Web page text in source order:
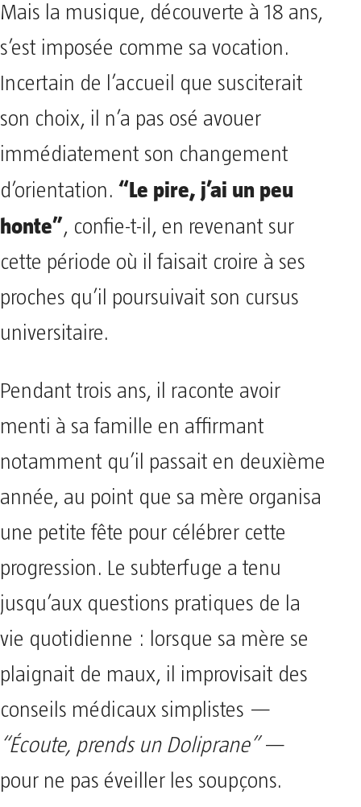
Mais la musique, découverte à 18 ans,
s’est imposée comme sa vocation.
Incertain de l’accueil que susciterait
son choix, il n’a pas osé avouer
immédiatement son changement
d’orientation. “Le pire, j’ai un peu
honte”, confie-t-il, en revenant sur
cette période où il faisait croire à ses
proches qu’il poursuivait son cursus
universitaire.
Pendant trois ans, il raconte avoir
menti à sa famille en affirmant
notamment qu’il passait en deuxième
année, au point que sa mère organisa
une petite fête pour célébrer cette
progression. Le subterfuge a tenu
jusqu’aux questions pratiques de la
vie quotidienne : lorsque sa mère se
plaignait de maux, il improvisait des
conseils médicaux simplistes —
“Écoute, prends un Doliprane”—
pour ne pas éveiller les soupçons.